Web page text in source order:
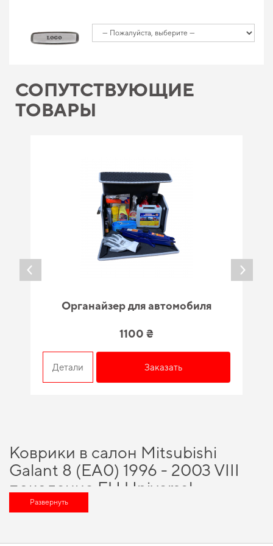
СОПУТСТВУЮЩИЕ
ТОВАРЫ
Органайзер для автомобиля
1100 ₴
Детали Заказать
Коврики в салон Mitsubishi
Galant 8 (EA0) 1996 - 2003 VIII
поколение EU Universal -
разумный выбор для каждого
Выбирайте практичные решения для водителей,купить коврики mazdaи
Развернуть